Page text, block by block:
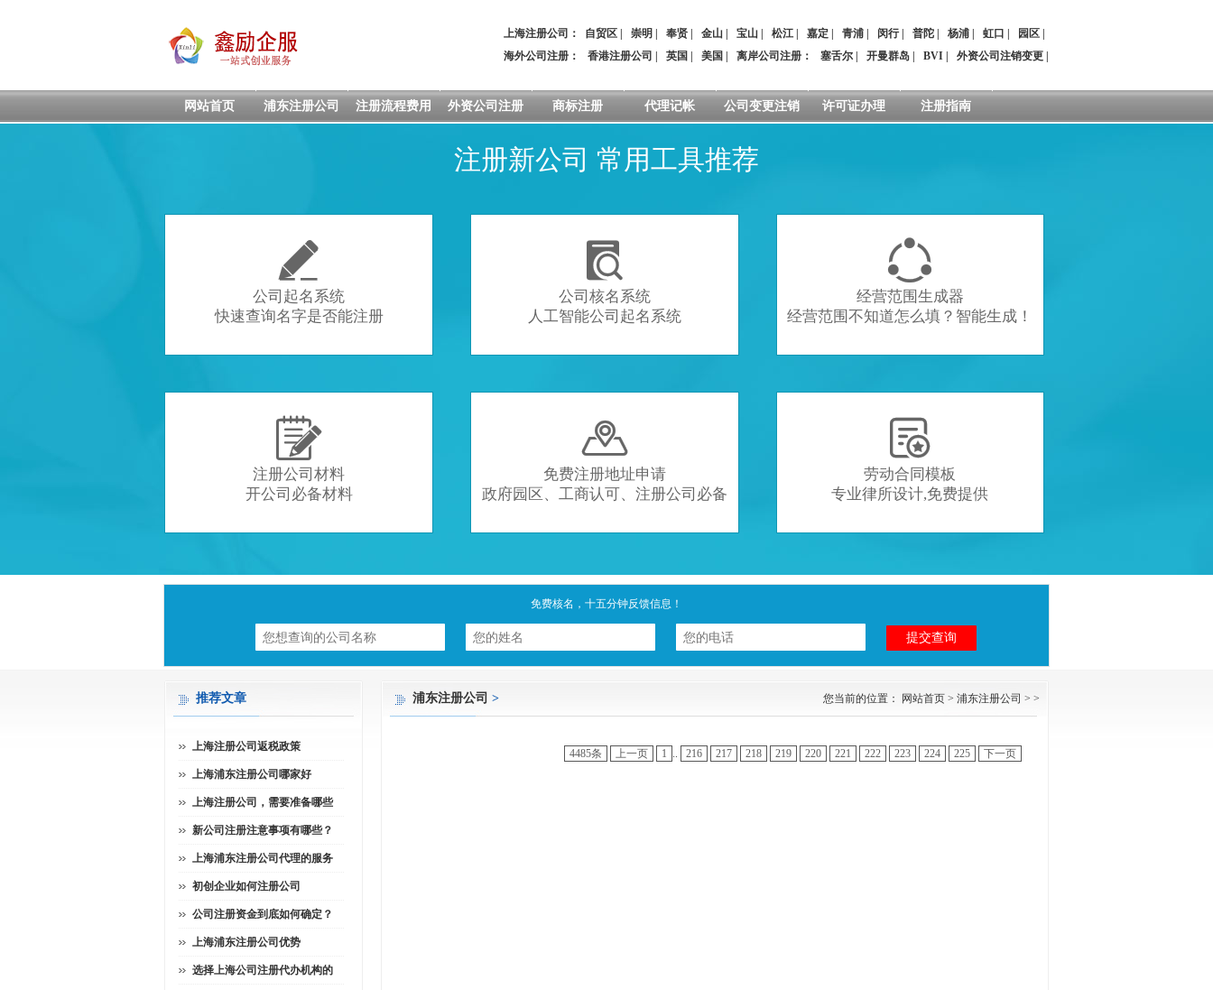
上海注册公司： 自贸区 崇明 奉贤 金山 宝山 松江 嘉定 青浦 闵行| 普陀 杨浦 虹口 园区
海外公司注册：
香港注册公司 英国 美国 离岸公司注册 ： 塞舌尔 开曼群岛 BVI 外资公司注销变更
网站首页 浦东注册公司 注册流程费用 外资公司注册 商标注册 代理记帐 公司变更注销 许可证办理 注册指南
注册新公司 常用工具推荐

公司起名系统
快速查询名字是否能注册

公司核名系统
人工智能公司起名系统

经营范围生成器
经营范围不知道怎么填？智能生成！

注册公司材料
开公司必备材料

免费注册地址申请
政府园区、工商认可、注册公司必备

劳动合同模板
专业律所设计,免费提供
免费核名，十五分钟反馈信息！
浦东注册公司 > 您当前的位置： 网站首页 > 浦东注册公司 > >
4485条 上一页 1 .. 216 217 218 219 220 221 222 223 224 225 下一页
推荐文章
上海注册公司返税政策
上海浦东注册公司哪家好
上海注册公司，需要准备哪些
新公司注册注意事项有哪些？
上海浦东注册公司代理的服务
初创企业如何注册公司
公司注册资金到底如何确定？
上海浦东注册公司优势
选择上海公司注册代办机构的